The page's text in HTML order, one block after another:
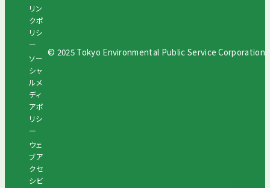
リン
クポ
リシ
ー
ソー
シャ
ルメ
ディ
アポ
リシ
ー
ウェ
ブア
クセ
シビ
© 2025 Tokyo Environmental Public Service Corporation